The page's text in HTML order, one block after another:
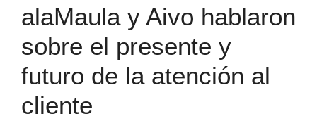
alaMaula y Aivo hablaron
sobre el presente y
futuro de la atención al
cliente